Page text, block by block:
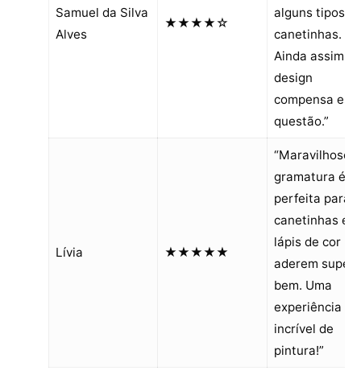
Samuel da Silva
Alves
★★★★☆
alguns tipos
canetinhas.
Ainda assim, o
design
compensa
questão.”
Lívia ★★★★★
“Maravilhoso!
gramatura é
perfeita para
canetinhas e
lápis de cor
aderem super
bem. Uma
experiência
incrível de
pintura!”